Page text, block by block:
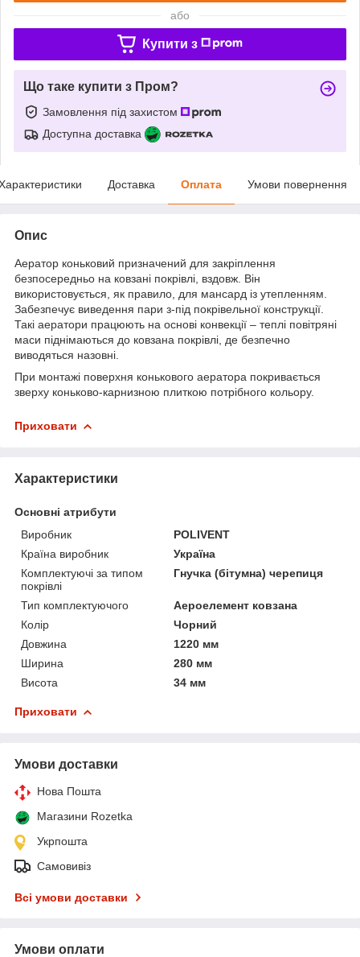
або
Купити з
Що таке купити з Пром?
Замовлення під захистом
Доступна доставка
Доставка Оплата Умови повернення
Опис
Аератор коньковий призначений для закріплення
безпосередньо на ковзані покрівлі, вздовж. Він
використовується, як правило, для мансард із утепленням.
Забезпечує виведення пари з-під покрівельної конструкції.
Такі аератори працюють на основі конвекції – теплі повітряні
маси піднімаються до ковзана покрівлі, де безпечно
виводяться назовні.
При монтажі поверхня конькового аератора покривається
зверху коньково-карнизною плиткою потрібного кольору.
Приховати
Характеристики
Основні атрибути
Виробник
POLIVENT
Країна виробник
Україна
Комплектуючі за типом
покрівлі
Гнучка (бітумна) черепиця
Тип комплектуючого
Аероелемент ковзана
Колір
Чорний
Довжина
1220 мм
Ширина
280 мм
Висота
34 мм
Приховати
Умови доставки
Нова Пошта
Магазини Rozetka
Укрпошта
Самовивіз
Всі умови доставки
Умови оплати